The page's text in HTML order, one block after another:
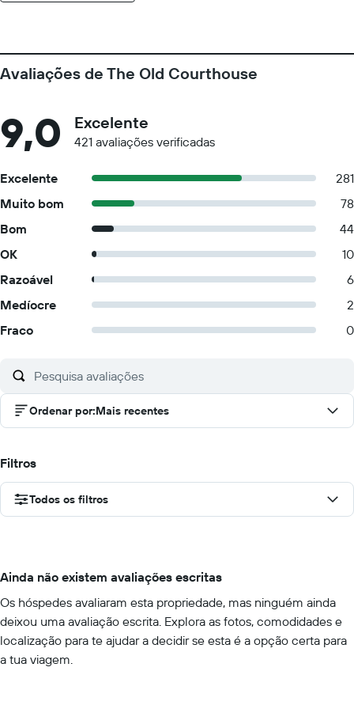
Avaliações de The Old Courthouse
9,0 Excelente
421 avaliações verificadas
Excelente
281
Muito bom
78
Bom
44
OK
10
Razoável
6
Medíocre
2
Fraco
0
Ordenar por:Mais recentes
Filtros
Todos os filtros
Ainda não existem avaliações escritas
Os hóspedes avaliaram esta propriedade, mas ninguém ainda
deixou uma avaliação escrita. Explora as fotos, comodidades e
localização para te ajudar a decidir se esta é a opção certa para
a tua viagem.